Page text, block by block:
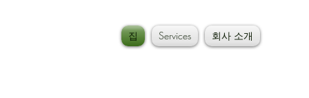
집 Services 회사 소개